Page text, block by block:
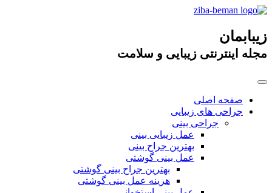
زیبابمان
مجله اینترنتی زیبایی و سلامت
صفحه اصلی
جراحی های زیبایی
جراحی بینی
عمل زیبایی بینی
بهترین جراح بینی
عمل بینی گوشتی
بهترین جراح بینی گوشتی
هزینه عمل بینی گوشتی